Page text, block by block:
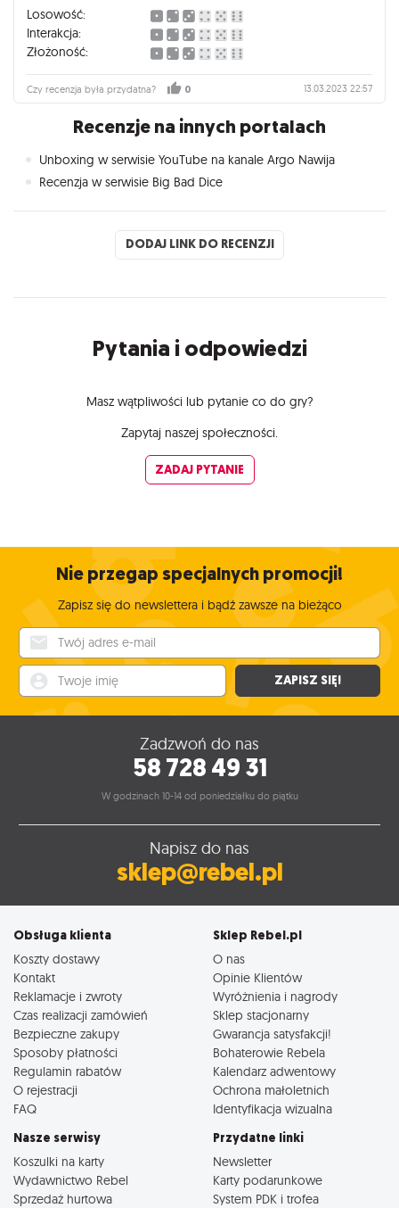
Losowość:
Interakcja:
Złożoność:
Czy recenzja była przydatna? 0 13.03.2023 22:57
Recenzje na innych portalach
Unboxing w serwisie YouTube na kanale Argo Nawija
Recenzja w serwisie Big Bad Dice
DODAJ LINK DO RECENZJI
Pytania i odpowiedzi
Masz wątpliwości lub pytanie co do gry?
Zapytaj naszej społeczności.
ZADAJ PYTANIE
Nie przegap specjalnych promocji!
Zapisz się do newslettera i bądź zawsze na bieżąco
ZAPISZ SIĘ!
Zadzwoń do nas
58 728 49 31
W godzinach 10-14 od poniedziałku do piątku
Napisz do nas
sklep@rebel.pl
Obsługa klienta
Koszty dostawy
Kontakt
Reklamacje i zwroty
Czas realizacji zamówień
Bezpieczne zakupy
Sposoby płatności
Regulamin rabatów
O rejestracji
FAQ
Sklep Rebel.pl
O nas
Opinie Klientów
Wyróżnienia i nagrody
Sklep stacjonarny
Gwarancja satysfakcji!
Bohaterowie Rebela
Kalendarz adwentowy
Ochrona małoletnich
Identyfikacja wizualna
Nasze serwisy
Koszulki na karty
Wydawnictwo Rebel
Sprzedaż hurtowa
Przydatne linki
Newsletter
Karty podarunkowe
System PDK i trofea